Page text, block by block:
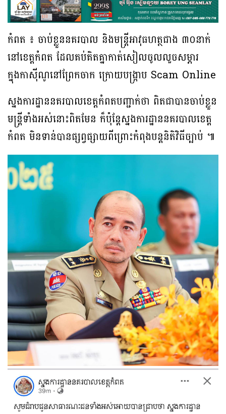
កំពត ៖ ចាប់ខ្លួននគរបាល និងមន្រ្តីអាវុធហត្ថជាង ៣០នាក់
នៅខេត្តកំពត ដែលគប់គិតគ្នាកាត់សៀលចូលលួចសម្ភារ
ក្នុងកាស៊ីណូនៅព្រែកចាក ក្រោយបង្ក្រាប Scam Online
ស្នងការដ្ឋាននគរបាលខេត្តកំពតបញ្ជាក់ថា ពិតជាបានចាប់ខ្លួន
មន្ត្រីទាំងអស់នោះពិតមែន ក៏ប៉ុន្តែស្នងការដ្ឋាននគរបាលខេត្ត
កំពត មិនទាន់បានផ្សព្វផ្សាយពីព្រោះកំពុងបន្តនិតិវិធីច្បាប់ ៕